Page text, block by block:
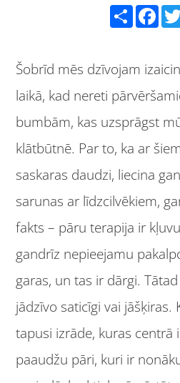
Facebook
Šobrīd mēs dzīvojam
laikā, kad nereti
bumbām, kas uzsprāgst
klātbūtnē. Par to, ka ar
saskaras daudzi, liecina
sarunas ar līdzcilvēkiem,
fakts – pāru terapija ir
gandrīz nepieejamu
garas, un tas ir dārgi.
jādzīvo saticīgi vai jāšķiras.
tapusi izrāde, kuras centrā
paaudžu pāri, kuri ir